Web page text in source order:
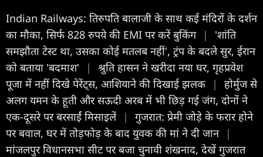
Indian Railways: तिरुपति बालाजी के साथ कई मंदिरों के दर्शन
का मौका, सिर्फ 828 रुपये की EMI पर करें बुकिंग |
'शांति
समझौता टेस्ट था, उसका कोई मतलब नहीं', ट्रंप के बदले सुर, ईरान
को बताया 'बदमाश'
|
श्रुति हासन ने खरीदा नया घर, गृहप्रवेश
पूजा में नहीं दिखे पेरेंट्स, आशियाने की दिखाई झलक
|
होर्मुज से
अलग यमन के हूती और सऊदी अरब में भी छिड़ गई जंग, दोनों ने
एक-दूसरे पर बरसाईं मिसाइलें |
गुजरात: प्रेमी जोड़े के फरार होने
पर बवाल, घर में तोड़फोड़ के बाद युवक की मां ने दी जान |
मांजलपुर विधानसभा सीट पर बजा चुनावी शंखनाद, देखें गुजरात